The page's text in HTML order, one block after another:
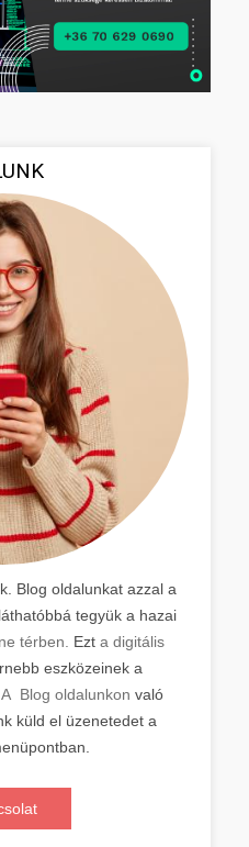
Blog oldalunkat azzal a
tegyük a hazai
térben. Ezt a digitális
eszközeinek a
A Blog oldalunkon való
küld el üzenetedet a